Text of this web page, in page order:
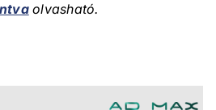
olvasható.